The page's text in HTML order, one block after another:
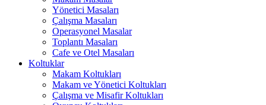
Yönetici Masaları
Çalışma Masaları
Operasyonel Masalar
Toplantı Masaları
Cafe ve Otel Masaları
Koltuklar
Makam Koltukları
Makam ve Yönetici Koltukları
Çalışma ve Misafir Koltukları